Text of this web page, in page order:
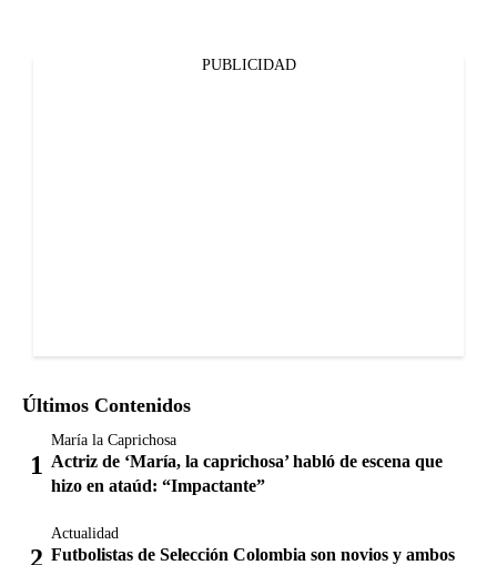
PUBLICIDAD
Últimos Contenidos
María la Caprichosa
Actriz de ‘María, la caprichosa’ habló de escena que
hizo en ataúd: “Impactante”
Actualidad
Futbolistas de Selección Colombia son novios y ambos